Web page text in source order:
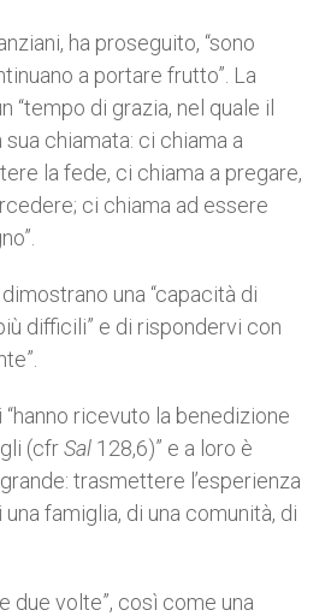
ha proseguito, “sono
a portare frutto”. La
“tempo di grazia, nel quale il
chiamata: ci chiama a
la fede, ci chiama a pregare,
ci chiama ad essere
una “capacità di
difficili” e di rispondervi con
ricevuto la benedizione
(cfrSal 128,6)” e a loro è
trasmettere l’esperienza
famiglia, di una comunità, di
due volte”, così come una